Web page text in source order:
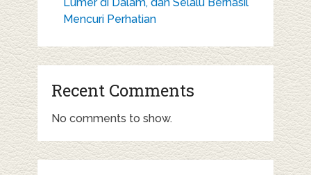
Lumer di Dalam, dan Selalu Berhasil
Mencuri Perhatian
Recent Comments
No comments to show.